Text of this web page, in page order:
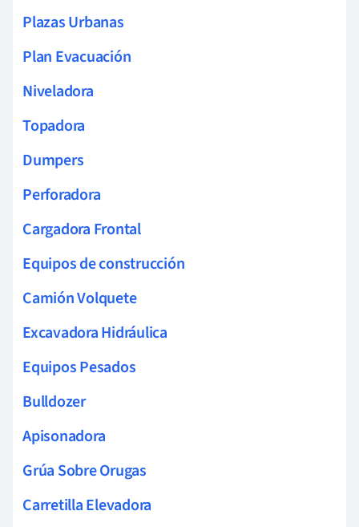
Plazas Urbanas
Plan Evacuación
Niveladora
Topadora
Dumpers
Perforadora
Cargadora Frontal
Equipos de construcción
Camión Volquete
Excavadora Hidráulica
Equipos Pesados
Bulldozer
Apisonadora
Grúa Sobre Orugas
Carretilla Elevadora